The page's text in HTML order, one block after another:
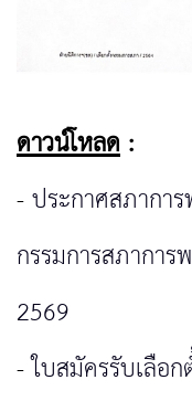
ดาวน์โหลด:
-ประกาศสภาการ
กรรมการสภากา
2569
-ใบสมัครรับเลือ